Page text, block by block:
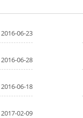
2016-06-23
2016-06-28
2016-06-18
2017-02-09